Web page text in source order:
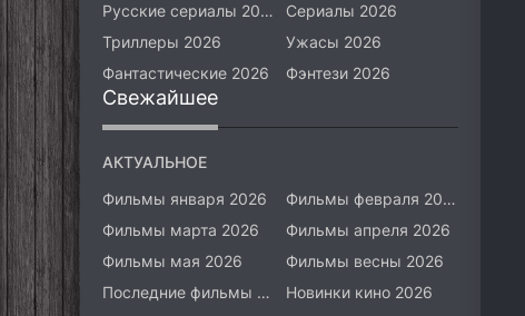
Русские сериалы 2026
Сериалы 2026
Триллеры 2026
Ужасы 2026
Фантастические 2026
Фэнтези 2026
Свежайшее
АКТУАЛЬНОЕ
Фильмы января 2026
Фильмы февраля 2026
Фильмы марта 2026
Фильмы апреля 2026
Фильмы мая 2026
Фильмы весны 2026
Последние фильмы 2026
Новинки кино 2026